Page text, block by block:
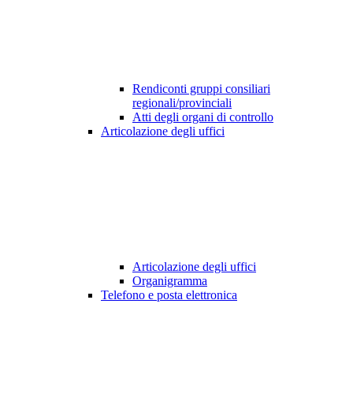
Rendiconti gruppi consiliari
regionali/provinciali
Atti degli organi di controllo
Articolazione degli uffici
Articolazione degli uffici
Organigramma
Telefono e posta elettronica